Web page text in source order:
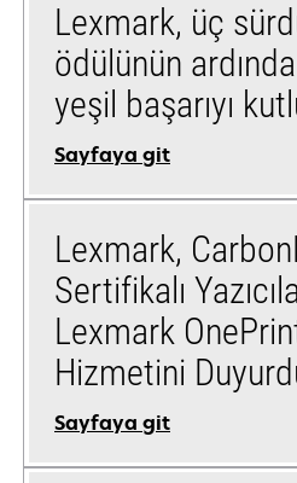
Lexmark, üç
ödülünün
yeşil başarıyı
Sayfaya git
Lexmark,
Sertifikalı
Lexmark
Hizmetini
Sayfaya git